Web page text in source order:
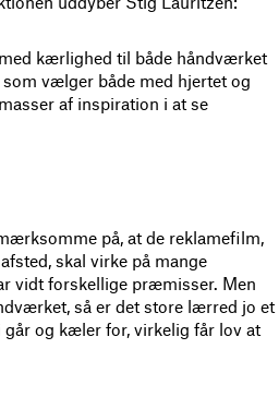
kærlighed til både håndværket
vælger både med hjertet og
af inspiration i at se
på, at de reklamefilm,
skal virke på mange
vidt forskellige præmisser. Men
så er det store lærred jo et
går og kæler for, virkelig får lov at